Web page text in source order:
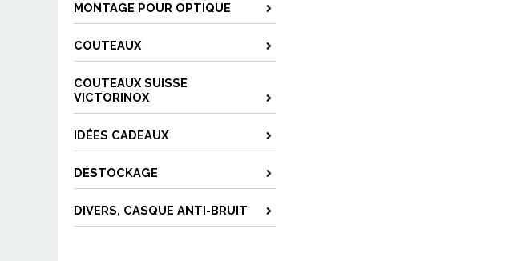
MONTAGE POUR OPTIQUE
COUTEAUX
COUTEAUX SUISSE
VICTORINOX
IDÉES CADEAUX
DÉSTOCKAGE
DIVERS, CASQUE ANTI-BRUIT